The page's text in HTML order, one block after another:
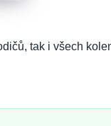
tak i všech